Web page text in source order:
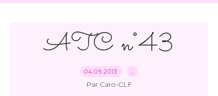
ATC n°43
04.09.2013 …
Par Caro-CLF